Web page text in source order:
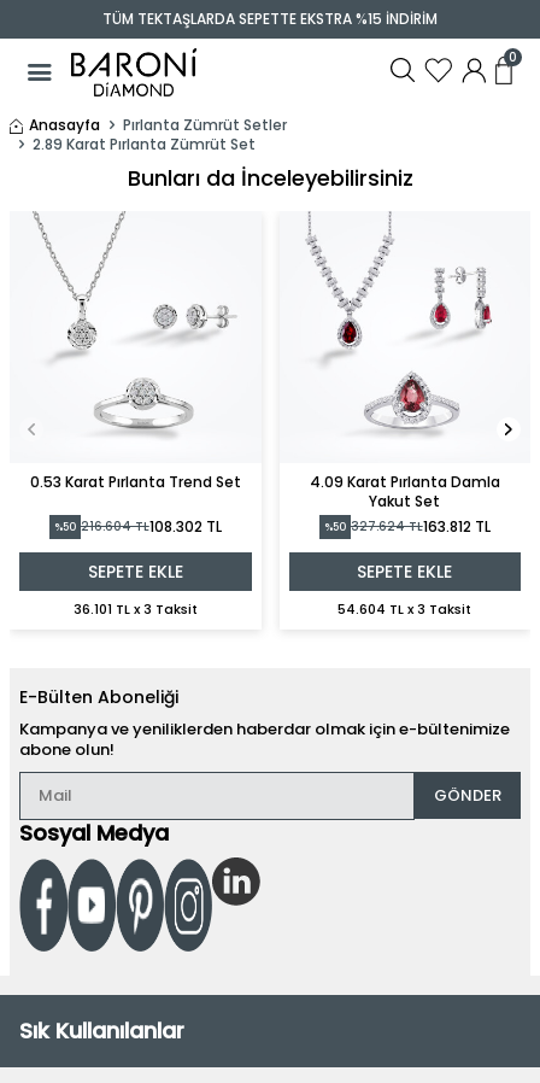
TÜM TEKTAŞLARDA SEPETTE EKSTRA %15 İNDİRİM
0
Anasayfa
Pırlanta Zümrüt Setler
2.89 Karat Pırlanta Zümrüt Set
Bunları da İnceleyebilirsiniz
0.53 Karat Pırlanta Trend Set
%50 216.604 TL108.302 TL
SEPETE EKLE
36.101 TL x 3 Taksit
4.09 Karat Pırlanta Damla
Yakut Set
%50 327.624 TL163.812 TL
SEPETE EKLE
54.604 TL x 3 Taksit
E-Bülten Aboneliği
Kampanya ve yeniliklerden haberdar olmak için e-bültenimize
abone olun!
GÖNDER
Sosyal Medya
Sık Kullanılanlar